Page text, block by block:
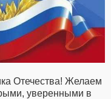
Отечества! Желаем
уверенными в